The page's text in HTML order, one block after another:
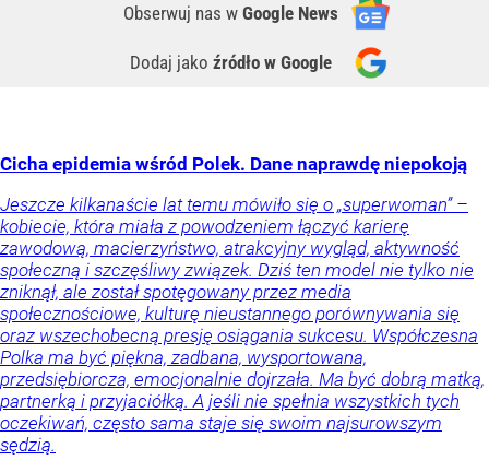
Obserwuj nas w Google News
Dodaj jako źródło w Google
Cicha epidemia wśród Polek. Dane naprawdę niepokoją
Jeszcze kilkanaście lat temu mówiło się o „superwoman” –
kobiecie, która miała z powodzeniem łączyć karierę
zawodową, macierzyństwo, atrakcyjny wygląd, aktywność
społeczną i szczęśliwy związek. Dziś ten model nie tylko nie
zniknął, ale został spotęgowany przez media
społecznościowe, kulturę nieustannego porównywania się
oraz wszechobecną presję osiągania sukcesu. Współczesna
Polka ma być piękna, zadbana, wysportowana,
przedsiębiorcza, emocjonalnie dojrzała. Ma być dobrą matką,
partnerką i przyjaciółką. A jeśli nie spełnia wszystkich tych
oczekiwań, często sama staje się swoim najsurowszym
sędzią.